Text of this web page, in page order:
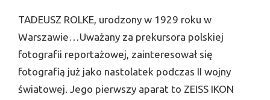
TADEUSZ ROLKE, urodzony w 1929 roku w
Warszawie…Uważany za prekursora polskiej
fotografii reportażowej, zainteresował się
fotografią już jako nastolatek podczas II wojny
światowej. Jego pierwszy aparat to ZEISS IKON